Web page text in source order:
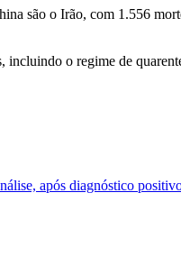
são o Irão, com 1.556
incluindo o regime de
após diagnóstico